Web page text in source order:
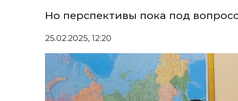
Но перспективы пока под
25.02.2025, 12:20